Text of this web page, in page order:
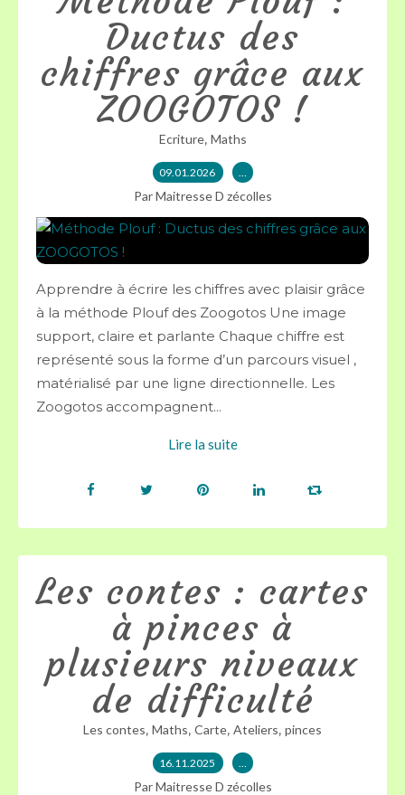
Ductus des
chiffres grâce aux
ZOOGOTOS !
Ecriture, Maths
09.01.2026 …
Par Maitresse D zécolles
Apprendre à écrire les chiffres avec plaisir grâce
à la méthode Plouf des Zoogotos Une image
support, claire et parlante Chaque chiffre est
représenté sous la forme d’un parcours visuel ,
matérialisé par une ligne directionnelle. Les
Zoogotos accompagnent...
Lire la suite
Les contes : cartes
à pinces à
plusieurs niveaux
de difficulté
Les contes, Maths, Carte, Ateliers, pinces
16.11.2025 …
Par Maitresse D zécolles